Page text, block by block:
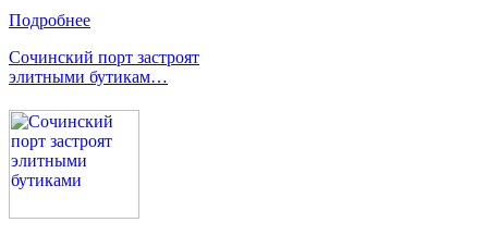
Подробнее
Сочинский порт застроят
элитными бутикам…